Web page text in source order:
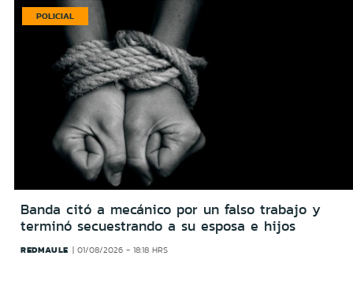
POLICIAL
Banda citó a mecánico por un falso trabajo y
terminó secuestrando a su esposa e hijos
REDMAULE 01/08/2026 - 18:18 HRS